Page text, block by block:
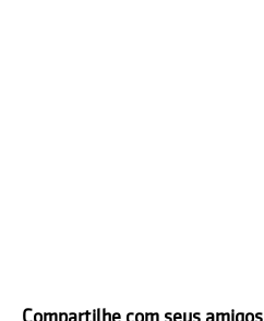
Compartilhe com seus amigos